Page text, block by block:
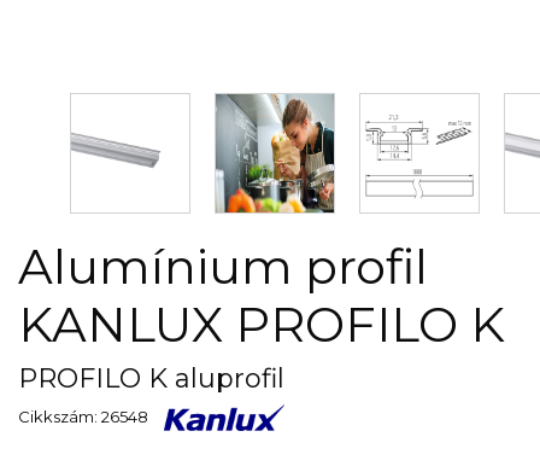
Alumínium profil
KANLUX PROFILO K
PROFILO K aluprofil
Cikkszám: 26548